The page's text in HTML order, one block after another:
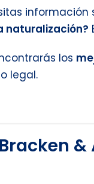
información
naturalización?
los
legal.